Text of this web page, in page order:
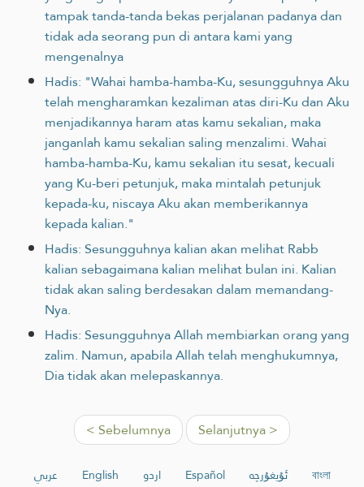
tampak tanda-tanda bekas perjalanan padanya dan
tidak ada seorang pun di antara kami yang
mengenalnya
Hadis: "Wahai hamba-hamba-Ku, sesungguhnya Aku
telah mengharamkan kezaliman atas diri-Ku dan Aku
menjadikannya haram atas kamu sekalian, maka
janganlah kamu sekalian saling menzalimi. Wahai
hamba-hamba-Ku, kamu sekalian itu sesat, kecuali
yang Ku-beri petunjuk, maka mintalah petunjuk
kepada-ku, niscaya Aku akan memberikannya
kepada kalian."
Hadis: Sesungguhnya kalian akan melihat Rabb
kalian sebagaimana kalian melihat bulan ini. Kalian
tidak akan saling berdesakan dalam memandang-
Nya.
Hadis: Sesungguhnya Allah membiarkan orang yang
zalim. Namun, apabila Allah telah menghukumnya,
Dia tidak akan melepaskannya.
< Sebelumnya Selanjutnya >
عربي English اردو Español ئۇيغۇرچە
বাংলা